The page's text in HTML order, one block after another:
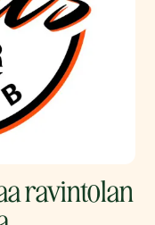
ravintolan